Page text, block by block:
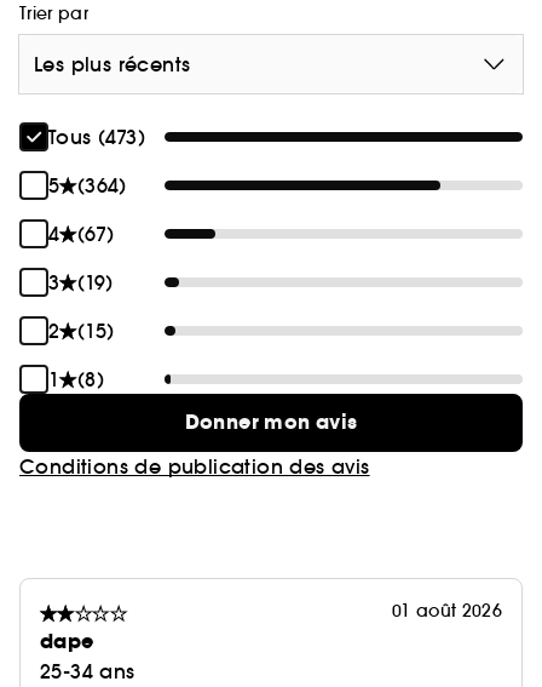
Trier par
Les plus récents
Tous (473)
5
(364)
4
(67)
3
(19)
2
(15)
1
(8)
Donner mon avis
Conditions de publication des avis
01 août 2026
dape
25-34 ans